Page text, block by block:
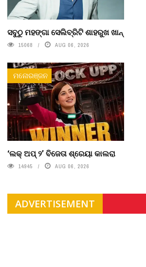
ସବୁଠୁ ମହଙ୍ଗା ସେଲିବ୍ରିଟି ଶାହରୁଖ ଖାନ୍
15068 AUG 06, 2026
ମନୋରଞ୍ଜନ
‘ଲକ୍ ଅପ୍ ୨’ ବିଜେତା ଶ୍ରେୟା କାଲରା
14945 AUG 06, 2026
ADVERTISEMENT